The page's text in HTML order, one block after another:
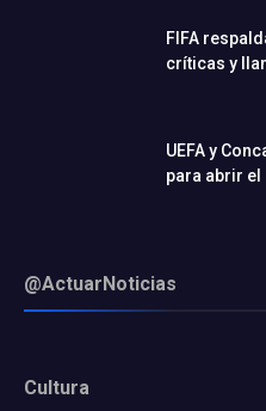
FIFA
críticas y
UEFA y
para abrir
@ActuarNoticias
Cultura